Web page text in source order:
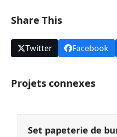
Share This
Twitter Facebook
Projets connexes
Set papeterie de